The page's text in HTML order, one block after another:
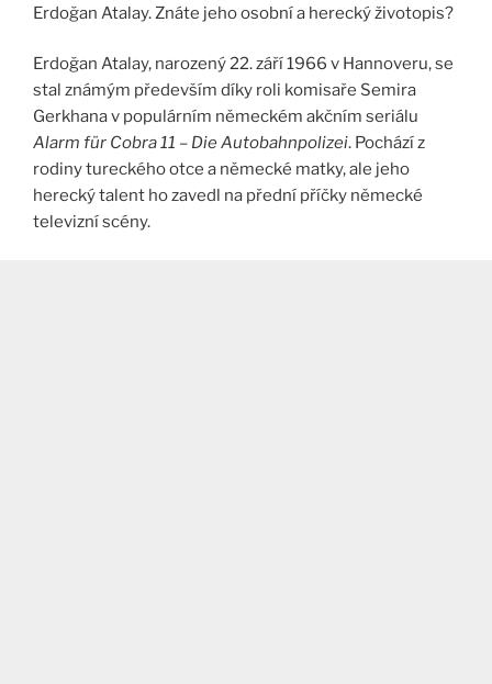
Erdoğan Atalay. Znáte jeho osobní a herecký životopis?
Erdoğan Atalay, narozený 22. září 1966 v Hannoveru, se
stal známým především díky roli komisaře Semira
Gerkhana v populárním německém akčním seriálu
Alarm für Cobra 11 – Die Autobahnpolizei. Pochází z
rodiny tureckého otce a německé matky, ale jeho
herecký talent ho zavedl na přední příčky německé
televizní scény.